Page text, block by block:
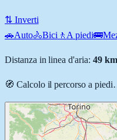
⇅ Inverti
🚗Auto🚴Bici 🚶 A piedi🚌
Distanza in linea d'aria: 49km
🧭 Calcolo il percorso a piedi